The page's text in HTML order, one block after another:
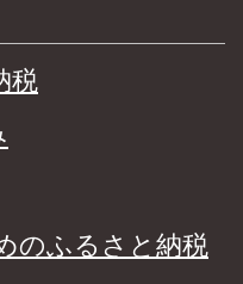
税
のふるさと納税